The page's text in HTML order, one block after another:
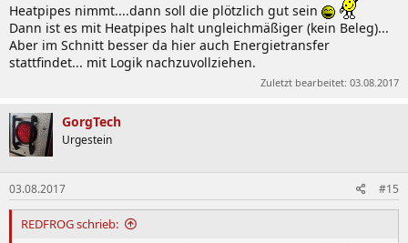
Heatpipes nimmt....dann soll die plötzlich gut sein
Dann ist es mit Heatpipes halt ungleichmäßiger (kein Beleg)...
Aber im Schnitt besser da hier auch Energietransfer
stattfindet... mit Logik nachzuvollziehen.
Zuletzt bearbeitet: 03.08.2017
GorgTech
Urgestein
03.08.2017 #15
REDFROG schrieb: